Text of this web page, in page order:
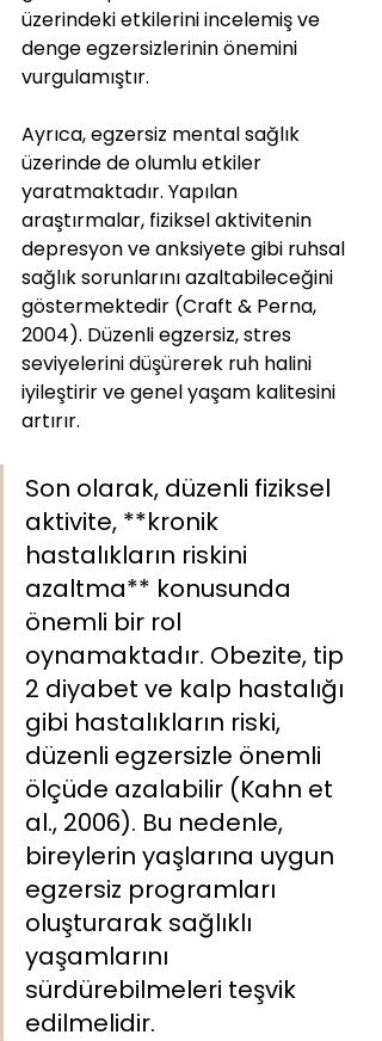
üzerindeki etkilerini incelemiş ve
denge egzersizlerinin önemini
vurgulamıştır.
Ayrıca, egzersiz mental sağlık
üzerinde de olumlu etkiler
yaratmaktadır. Yapılan
araştırmalar, fiziksel aktivitenin
depresyon ve anksiyete gibi ruhsal
sağlık sorunlarını azaltabileceğini
göstermektedir (Craft & Perna,
2004). Düzenli egzersiz, stres
seviyelerini düşürerek ruh halini
iyileştirir ve genel yaşam kalitesini
artırır.
Son olarak, düzenli fiziksel
aktivite, **kronik
hastalıkların riskini
azaltma** konusunda
önemli bir rol
oynamaktadır. Obezite, tip
2 diyabet ve kalp hastalığı
gibi hastalıkların riski,
düzenli egzersizle önemli
ölçüde azalabilir (Kahn et
al., 2006). Bu nedenle,
bireylerin yaşlarına uygun
egzersiz programları
oluşturarak sağlıklı
yaşamlarını
sürdürebilmeleri teşvik
edilmelidir.